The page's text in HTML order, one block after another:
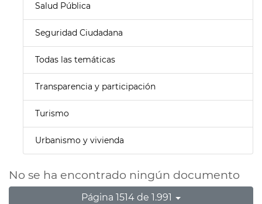
Salud Pública
Seguridad Ciudadana
Todas las temáticas
Transparencia y participación
Turismo
Urbanismo y vivienda
No se ha encontrado ningún documento
Página 1514 de 1.991